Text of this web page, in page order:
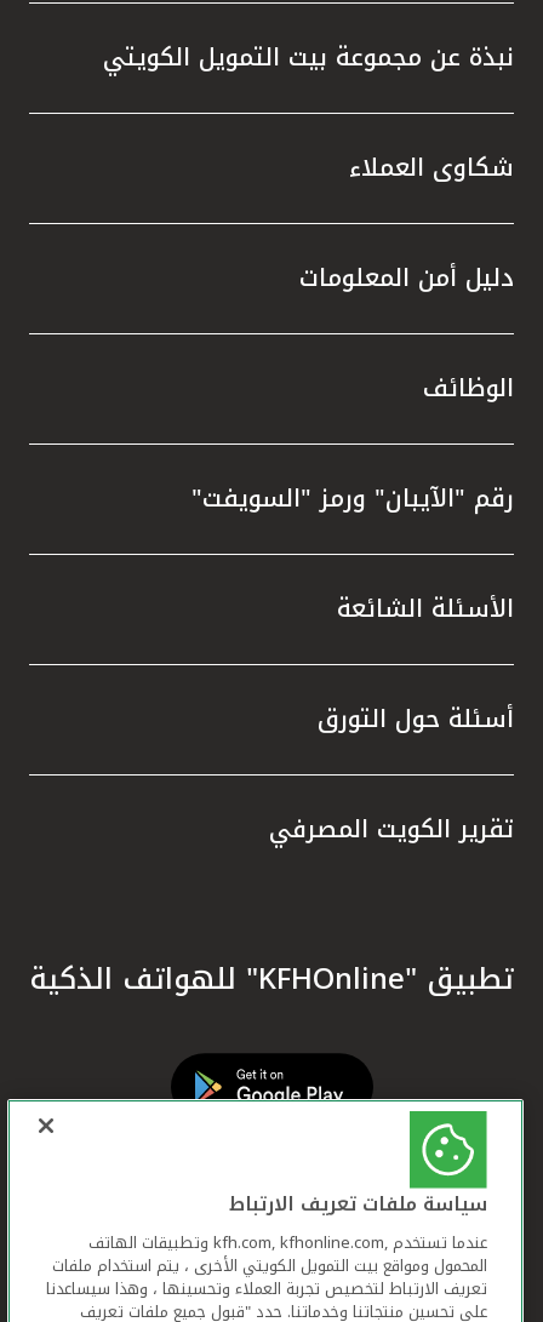
نبذة عن مجموعة بيت التمويل الكويتي
شكاوى العملاء
دليل أمن المعلومات
الوظائف
رقم "الآيبان" ورمز "السويفت"
الأسئلة الشائعة
أسئلة حول التورق
تقرير الكويت المصرفي
تطبيق "KFHOnline" للهواتف الذكية
سياسة ملفات تعريف الارتباط
عندما تستخدم ,kfh.com, kfhonline.com وتطبيقات الهاتف
المحمول ومواقع بيت التمويل الكويتي الأخرى ، يتم استخدام ملفات
تعريف الارتباط لتخصيص تجربة العملاء وتحسينها ، وهذا سيساعدنا
على تحسين منتجاتنا وخدماتنا. حدد "قبول جميع ملفات تعريف